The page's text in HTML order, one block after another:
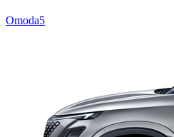
Omoda5